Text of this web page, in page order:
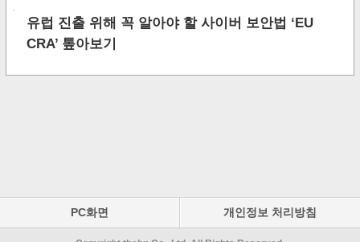
유럽 진출 위해 꼭 알아야 할 사이버 보안법 ‘EU
CRA’ 톺아보기
PC화면 개인정보 처리방침